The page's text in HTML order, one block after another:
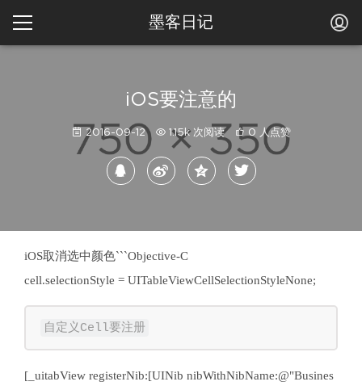
墨客日记
iOS要注意的
2016-09-12 1.15k 次阅读 0 人点赞
iOS取消选中颜色```Objective-C
cell.selectionStyle = UITableViewCellSelectionStyleNone;
[_uitabView registerNib:[UINib nibWithNibName:@"Busines